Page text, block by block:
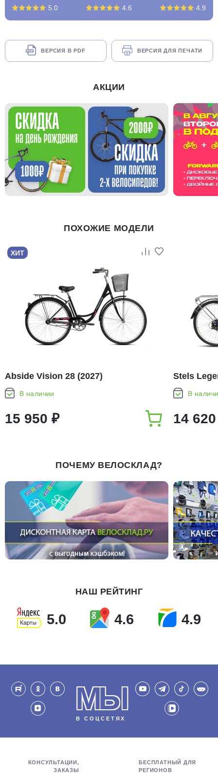
5.0
4.6
4.9
ВЕРСИЯ В PDF ВЕРСИЯ ДЛЯ ПЕЧАТИ
АКЦИИ
ПОХОЖИЕ МОДЕЛИ
ХИТ
Abside Vision 28 (2027)
В наличии
15 950 ₽
Stels
В
14
ПОЧЕМУ ВЕЛОСКЛАД?
НАШ РЕЙТИНГ
5.0 4.6 4.9
МЫ
В СОЦСЕТЯХ
КОНСУЛЬТАЦИИ,
ЗАКАЗЫ
БЕСПЛАТНЫЙ ДЛЯ
РЕГИОНОВ